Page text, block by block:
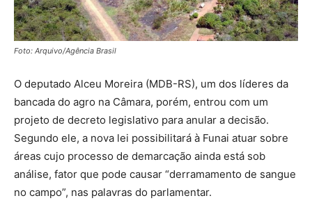
Foto: Arquivo/Agência Brasil
O deputado Alceu Moreira (MDB-RS), um dos líderes da
bancada do agro na Câmara, porém, entrou com um
projeto de decreto legislativo para anular a decisão.
Segundo ele, a nova lei possibilitará à Funai atuar sobre
áreas cujo processo de demarcação ainda está sob
análise, fator que pode causar “derramamento de sangue
no campo”, nas palavras do parlamentar.